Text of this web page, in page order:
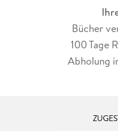
Bücher
100 Tage
Abholung